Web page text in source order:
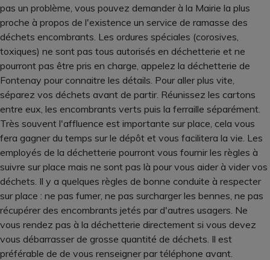
pas un problème, vous pouvez demander à la Mairie la plus
proche à propos de l'existence un service de ramasse des
déchets encombrants. Les ordures spéciales (corosives,
toxiques) ne sont pas tous autorisés en déchetterie et ne
pourront pas être pris en charge, appelez la déchetterie de
Fontenay pour connaitre les détails. Pour aller plus vite,
séparez vos déchets avant de partir. Réunissez les cartons
entre eux, les encombrants verts puis la ferraille séparément.
Très souvent l'affluence est importante sur place, cela vous
fera gagner du temps sur le dépôt et vous facilitera la vie. Les
employés de la déchetterie pourront vous fournir les règles à
suivre sur place mais ne sont pas là pour vous aider à vider vos
déchets. Il y a quelques règles de bonne conduite à respecter
sur place : ne pas fumer, ne pas surcharger les bennes, ne pas
récupérer des encombrants jetés par d'autres usagers. Ne
vous rendez pas à la déchetterie directement si vous devez
vous débarrasser de grosse quantité de déchets. Il est
préférable de de vous renseigner par téléphone avant.